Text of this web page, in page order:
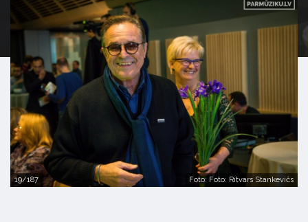
19/187 Foto: Foto: Ritvars Stankevičs